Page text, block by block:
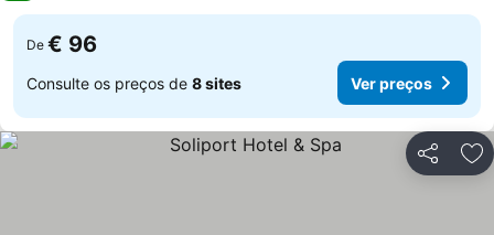
De € 96
Consulte os preços de 8 sites Ver preços
Partilhar